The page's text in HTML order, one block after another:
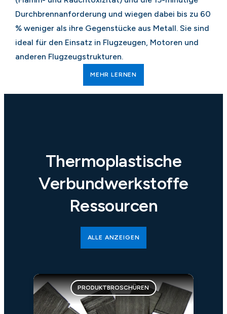
Durchbrennanforderung und wiegen dabei bis zu 60
% weniger als ihre Gegenstücke aus Metall. Sie sind
ideal für den Einsatz in Flugzeugen, Motoren und
anderen Flugzeugstrukturen.
MEHR LERNEN
Thermoplastische
Verbundwerkstoffe
Ressourcen
ALLE ANZEIGEN
PRODUKTBROSCHÜREN